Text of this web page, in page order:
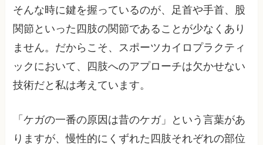
そんな時に鍵を握っているのが、足首や手首、股
関節といった四肢の関節であることが少なくあり
ません。だからこそ、スポーツカイロプラクティ
ックにおいて、四肢へのアプローチは欠かせない
技術だと私は考えています。
「ケガの一番の原因は昔のケガ」という言葉があ
りますが、慢性的にくずれた四肢それぞれの部位